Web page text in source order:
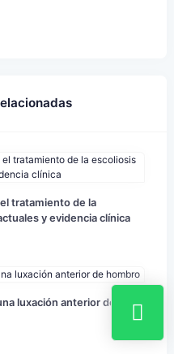
tratamiento de la
y evidencia clínica
luxación anterior de